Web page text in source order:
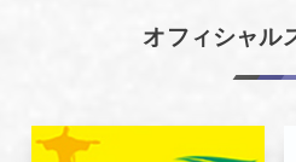
オフィシャル